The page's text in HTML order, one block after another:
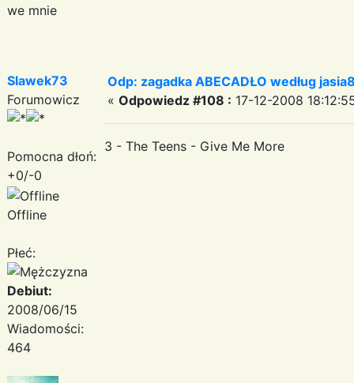
we mnie
Slawek73
Forumowicz
Pomocna dłoń:
+0/-0
Offline
Płeć:
Debiut:
2008/06/15
Wiadomości:
464
Odp: zagadka ABECADŁO według
« Odpowiedz #108 : 17-12-2008
3 - The Teens - Give Me More